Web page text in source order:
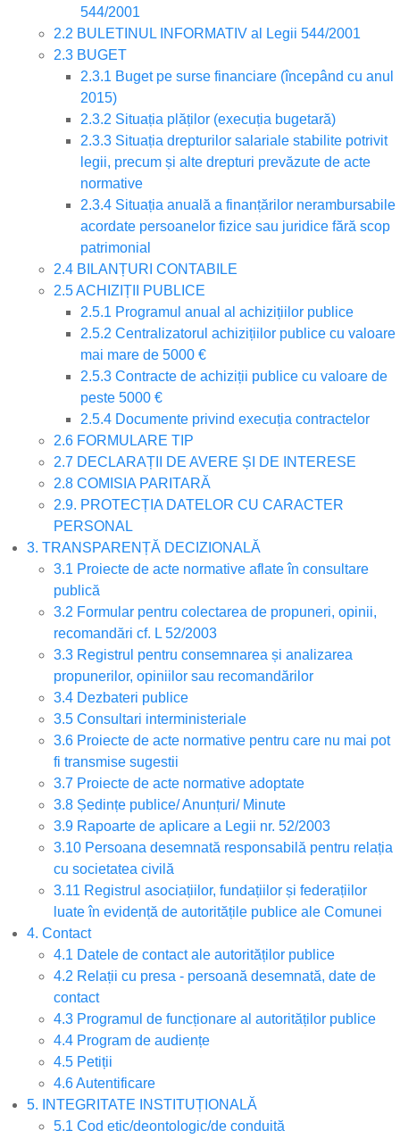
544/2001
2.2 BULETINUL INFORMATIV al Legii 544/2001
2.3 BUGET
2.3.1 Buget pe surse financiare (începând cu anul
2015)
2.3.2 Situația plăților (execuția bugetară)
2.3.3 Situația drepturilor salariale stabilite potrivit
legii, precum și alte drepturi prevăzute de acte
normative
2.3.4 Situația anuală a finanțărilor nerambursabile
acordate persoanelor fizice sau juridice fără scop
patrimonial
2.4 BILANȚURI CONTABILE
2.5 ACHIZIȚII PUBLICE
2.5.1 Programul anual al achizițiilor publice
2.5.2 Centralizatorul achizițiilor publice cu valoare
mai mare de 5000 €
2.5.3 Contracte de achiziții publice cu valoare de
peste 5000 €
2.5.4 Documente privind execuția contractelor
2.6 FORMULARE TIP
2.7 DECLARAȚII DE AVERE ȘI DE INTERESE
2.8 COMISIA PARITARĂ
2.9. PROTECȚIA DATELOR CU CARACTER
PERSONAL
3. TRANSPARENȚĂ DECIZIONALĂ
3.1 Proiecte de acte normative aflate în consultare
publică
3.2 Formular pentru colectarea de propuneri, opinii,
recomandări cf. L 52/2003
3.3 Registrul pentru consemnarea și analizarea
propunerilor, opiniilor sau recomandărilor
3.4 Dezbateri publice
3.5 Consultari interministeriale
3.6 Proiecte de acte normative pentru care nu mai pot
fi transmise sugestii
3.7 Proiecte de acte normative adoptate
3.8 Ședințe publice/ Anunțuri/ Minute
3.9 Rapoarte de aplicare a Legii nr. 52/2003
3.10 Persoana desemnată responsabilă pentru relația
cu societatea civilă
3.11 Registrul asociațiilor, fundațiilor și federațiilor
luate în evidență de autoritățile publice ale Comunei
4. Contact
4.1 Datele de contact ale autorităților publice
4.2 Relații cu presa - persoană desemnată, date de
contact
4.3 Programul de funcționare al autorităților publice
4.4 Program de audiențe
4.5 Petiții
4.6 Autentificare
5. INTEGRITATE INSTITUȚIONALĂ
5.1 Cod etic/deontologic/de conduită